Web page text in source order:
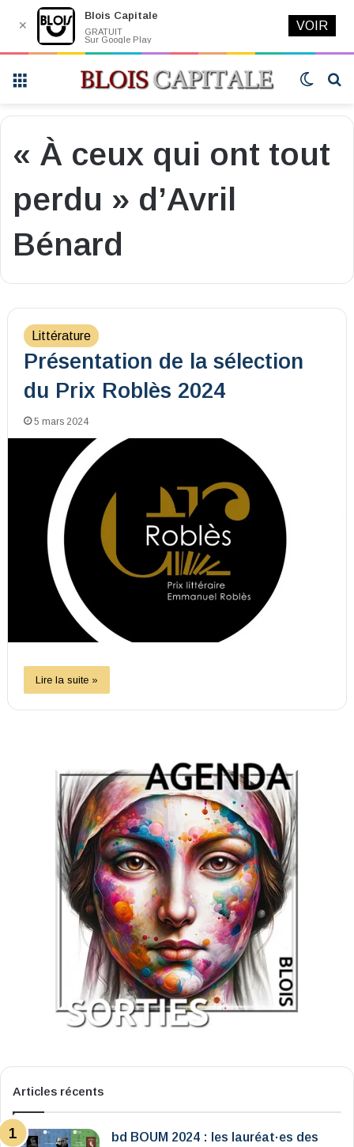
Switch
« À ceux qui ont tout
perdu » d’Avril
Bénard
Littérature
Présentation de la sélection
du Prix Roblès 2024
5 mars 2024
Lire la suite »
Articles récents
bd BOUM 2024 : les lauréat·es des
✕
Blois Capitale
GRATUIT
Sur Google Play
VOIR